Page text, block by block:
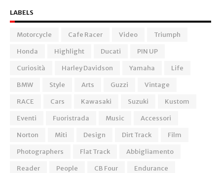
LABELS
Motorcycle Cafe Racer Video
Triumph
Honda
Highlight Ducati
PIN UP
Curiosità
Harley Davidson Yamaha
Life
BMW
Style Arts Guzzi
Vintage
RACE
Cars Kawasaki Suzuki
Kustom
Eventi
Fuoristrada Music
Accessori
Norton
Miti Design Dirt Track
Film
Photographers
Flat Track
Abbigliamento
Reader
People CB Four
Endurance